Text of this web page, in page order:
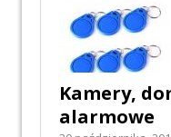
Kamery,
alarmowe